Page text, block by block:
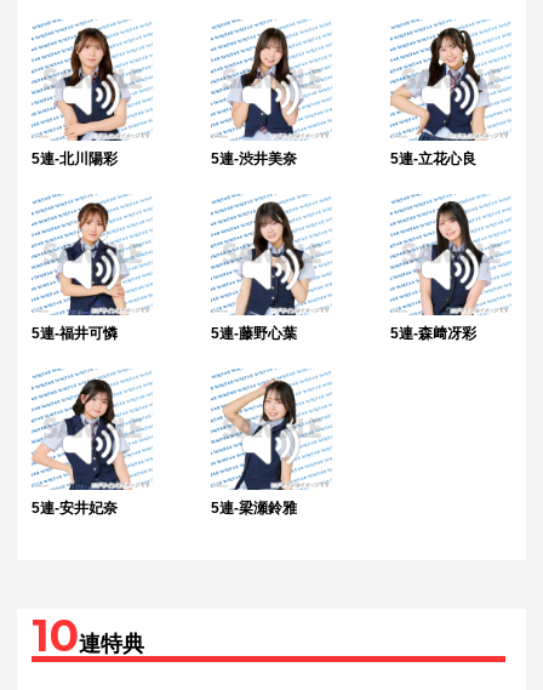
5連-北川陽彩 5連-渋井美奈 5連-立花心良
5連-福井可憐 5連-藤野心葉 5連-森﨑冴彩
5連-安井妃奈 5連-梁瀬鈴雅
10連特典